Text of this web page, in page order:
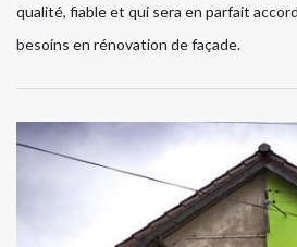
qualité, fiable et qui sera en parfait
besoins en rénovation de façade.